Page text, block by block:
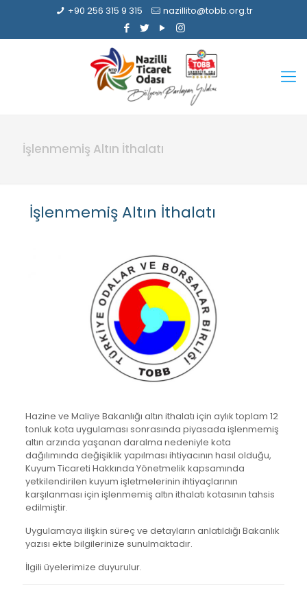
+90 256 315 9 315 nazillito@tobb.org.tr
İşlenmemiş Altın İthalatı
İşlenmemiş Altın İthalatı
Hazine ve Maliye Bakanlığı altın ithalatı için aylık toplam 12
tonluk kota uygulaması sonrasında piyasada işlenmemiş
altın arzında yaşanan daralma nedeniyle kota
dağılımında değişiklik yapılması ihtiyacının hasıl olduğu,
Kuyum Ticareti Hakkında Yönetmelik kapsamında
yetkilendirilen kuyum işletmelerinin ihtiyaçlarının
karşılanması için işlenmemiş altın ithalatı kotasının tahsis
edilmiştir.
Uygulamaya ilişkin süreç ve detayların anlatıldığı Bakanlık
yazısı ekte bilgilerinize sunulmaktadır.
İlgili üyelerimize duyurulur.